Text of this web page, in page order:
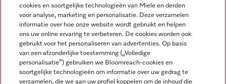
Miele op Instagram
Miele op Facebook
Miele op Youtube
cookies en soortgelijke technologieën van Miele en derden
voor analyse, marketing en personalisatie. Deze verzamelen
informatie over hoe onze website wordt gebruikt en helpen
ons uw online ervaring te verbeteren. De cookies worden ook
gebruikt voor het personaliseren van advertenties. Op basis
van een afzonderlijke toestemming („Volledige
personalisatie”) gebruiken we Bloomreach-cookies en
soortgelijke technologieën om informatie over uw gedrag te
verzamelen, die we aan uw profiel koppelen om de inhoud die